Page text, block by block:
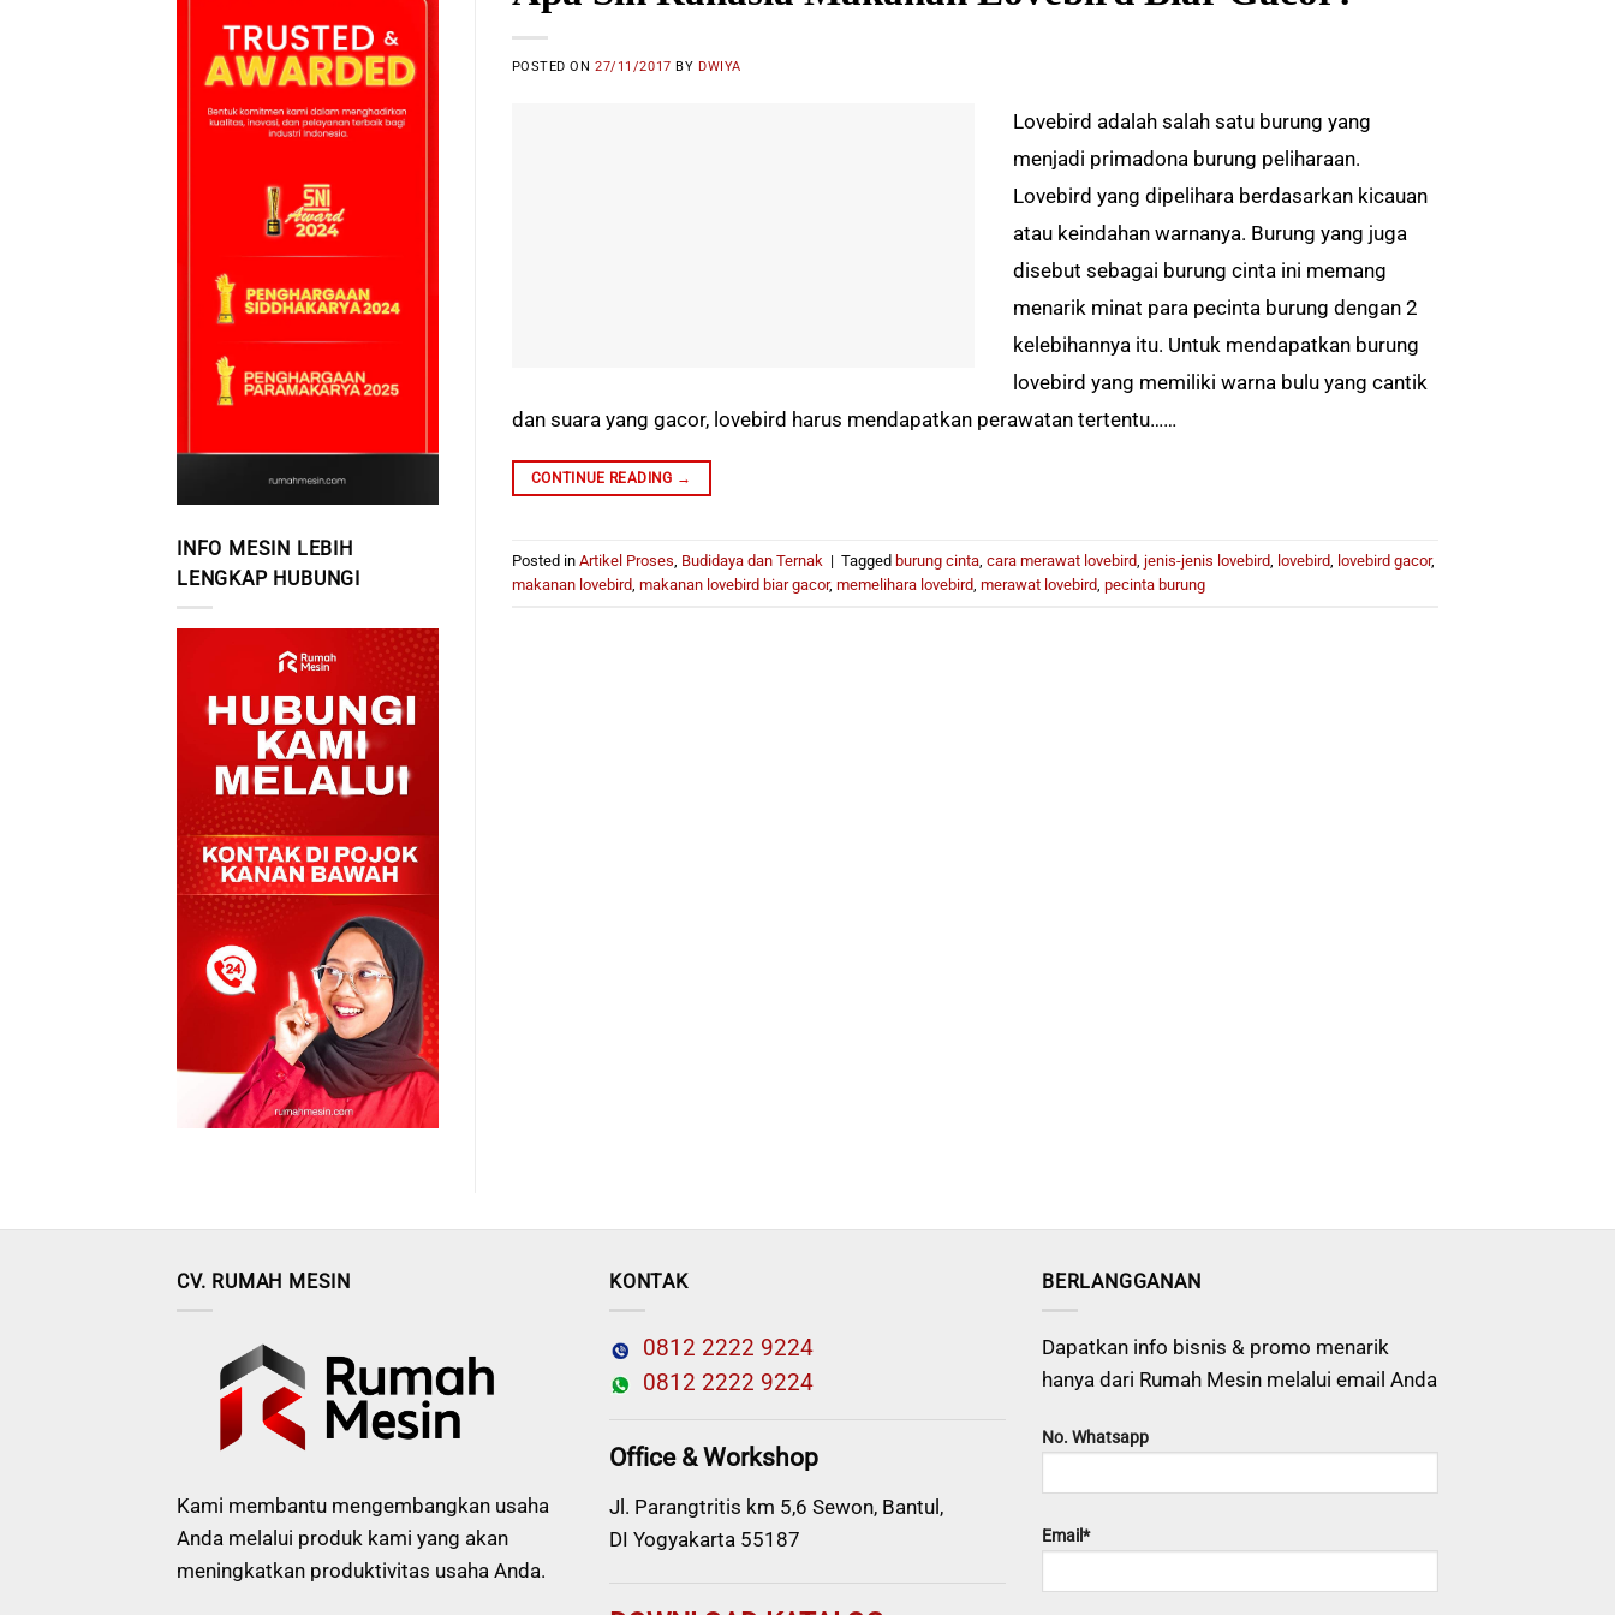
INFO MESIN LEBIH
LENGKAP HUBUNGI
POSTED ON27/11/2017 BY DWIYA
Lovebird adalah salah satu burung yang
menjadi primadona burung peliharaan.
Lovebird yang dipelihara berdasarkan kicauan
atau keindahan warnanya. Burung yang juga
disebut sebagai burung cinta ini memang
menarik minat para pecinta burung dengan 2
kelebihannya itu. Untuk mendapatkan burung
lovebird yang memiliki warna bulu yang cantik
dan suara yang gacor, lovebird harus mendapatkan perawatan tertentu……
CONTINUE READING →
Posted in Artikel Proses Budidaya dan Ternak | Tagged burung cinta, cara merawat lovebird, jenis-jenis lovebird, lovebird, lovebird gacor,
makanan lovebird, makanan lovebird biar gacor, memelihara lovebird, merawat lovebird, pecinta burung
CV. RUMAH MESIN
Kami membantu mengembangkan usaha
Anda melalui produk kami yang akan
meningkatkan produktivitas usaha Anda.
KONTAK
0812 2222 9224
0812 2222 9224
Office & Workshop
Jl. Parangtritis km 5,6 Sewon, Bantul,
DI Yogyakarta 55187
BERLANGGANAN
Dapatkan info bisnis & promo menarik
hanya dari Rumah Mesin melalui email Anda
No. Whatsapp
Email*